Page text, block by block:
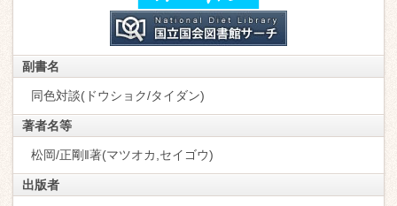
副書名
同色対談(ドウショク/タイダン)
著者名等
松岡/正剛‖著(マツオカ,セイゴウ)
出版者